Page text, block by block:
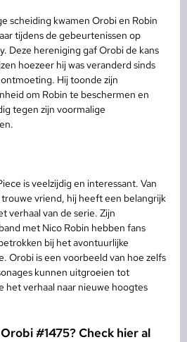
scheiding kwamen Orobi en Robin
tijdens de gebeurtenissen op
Deze hereniging gaf Orobi de kans
hoezeer hij was veranderd sinds
Hij toonde zijn
om Robin te beschermen en
tegen zijn voormalige
is veelzijdig en interessant. Van
vriend, hij heeft een belangrijk
verhaal van de serie. Zijn
met Nico Robin hebben fans
bij het avontuurlijke
Orobi is een voorbeeld van hoe zelfs
kunnen uitgroeien tot
het verhaal naar nieuwe hoogtes
#1475? Check hier al